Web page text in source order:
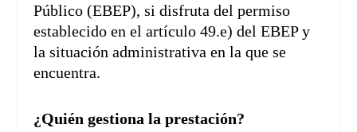
Público (EBEP), si disfruta del permiso
establecido en el artículo 49.e) del EBEP y
la situación administrativa en la que se
encuentra.
¿Quién gestiona la prestación?